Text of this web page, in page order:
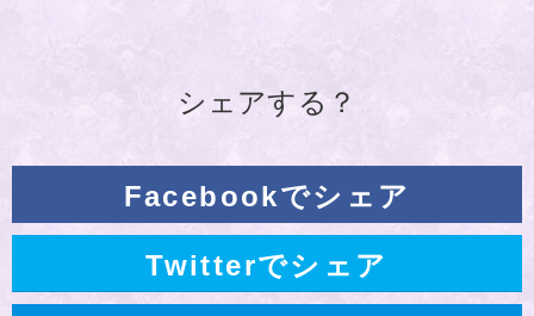
シェアする？
Facebookでシェア
Twitterでシェア